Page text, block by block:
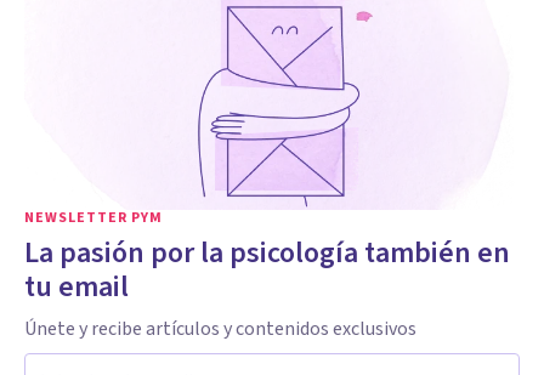
NEWSLETTER PYM
La pasión por la psicología también en
tu email
Únete y recibe artículos y contenidos exclusivos